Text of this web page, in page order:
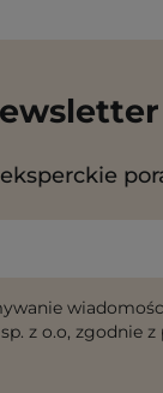
z o.o, zgodnie z